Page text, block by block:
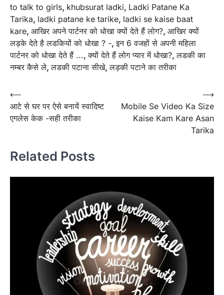
to talk to girls, khubsurat ladki, Ladki Patane Ka
Tarika, ladki patane ke tarike, ladki se kaise baat
kare, आखि‍र अपने पार्टनर को धोखा क्यों देते हैं लोग?, आखिर क्यों
लड़के देते है लडकियों को धोखा ? -,इन 6 वजहों से अपनी महिला
पार्टनर को धोखा देते हैं ...,क्यों देते हैं लोग प्यार में धोखा?,लडकी का
नम्बर कैसे ले,लडकी पटाना सीखे,लड़की पटाने का तरीका
Post
navigation
⟵
आटे से घर पर ऐसे बनायें स्वादिष्ट
एगलेस केक -सही तरीका
Mobile Se Video Ka Size
Kaise Kam Kare Asan
Tarika
⟶
Related Posts